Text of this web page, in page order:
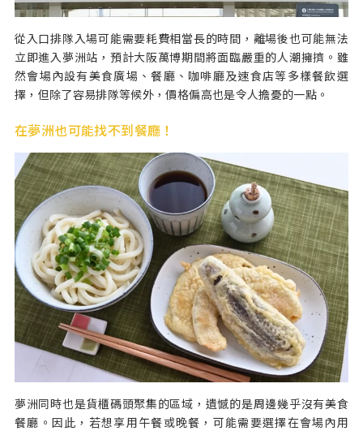
從入口排隊入場可能需要耗費相當長的時間，離場後也可能無法
立即進入夢洲站，預計大阪萬博期間將面臨嚴重的人潮擁擠。雖
然會場內設有美食廣場、餐廳、咖啡廳及速食店等多樣餐飲選
擇，但除了容易排隊等候外，價格偏高也是令人擔憂的一點。
在夢洲也可能找不到餐廳！
夢洲同時也是貨櫃碼頭聚集的區域，遺憾的是周邊幾乎沒有美食
餐廳。因此，若想享用午餐或晚餐，可能需要選擇在會場內用